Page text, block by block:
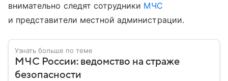
внимательно следят сотрудники МЧС
и представители местной администрации.
Узнать больше по теме
МЧС России: ведомство на страже
безопасности